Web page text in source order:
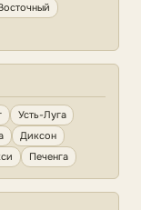
Усть-Луга
Диксон
Печенга